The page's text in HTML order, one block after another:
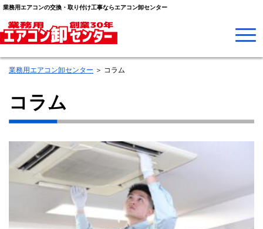
業務用エアコンの交換・取り付け工事ならエアコン卸センター
業務用エアコン卸センター ＞ コラム
コラム